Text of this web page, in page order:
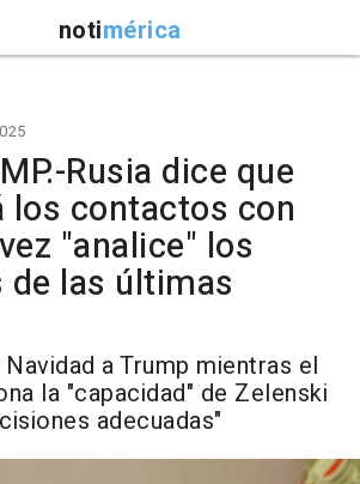
notimérica
Rusia dice que
los contactos con
"analice" los
las últimas
a Trump mientras el
la "capacidad" de Zelenski
adecuadas"